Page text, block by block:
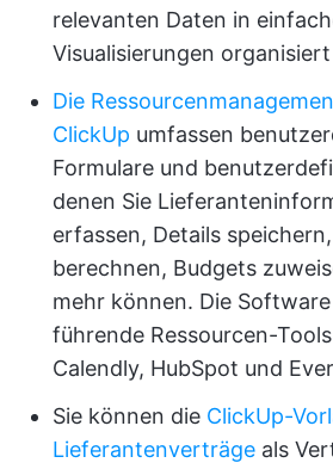
relevanten Daten in
Visualisierungen
Die
ClickUp umfassen
Formulare und
denen Sie
erfassen, Details
berechnen, Budgets
mehr können. Die
führende Ressourcen-
Calendly, HubSpot und
Sie können die ClickUp-
Lieferantenverträge als